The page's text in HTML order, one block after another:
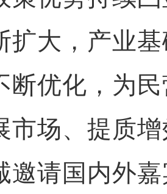
扩大，产业
断优化，为
市场、提质
邀请国内外